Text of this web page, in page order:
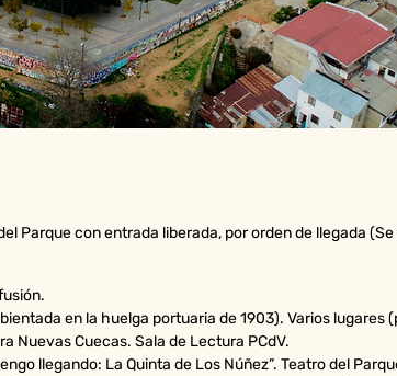
Parque con entrada liberada, por orden de llegada
en la huelga portuaria de 1903). Varios
Nuevas Cuecas. Sala de Lectura PCdV.
llegando: La Quinta de Los Núñez”. Teatro del